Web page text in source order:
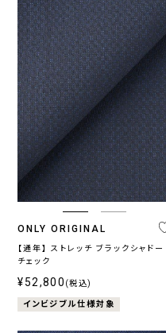
ONLY ORIGINAL
【通年】 ストレッチ ブラックシャドー
チェック
¥52,800 (税込)
インビジブル仕様対象